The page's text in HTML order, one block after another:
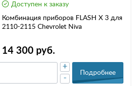
Доступен к заказу
Комбинация приборов FLASH X 3 для
2110-2115 Chevrolet Niva
14 300 руб.
-
+
Подробнее